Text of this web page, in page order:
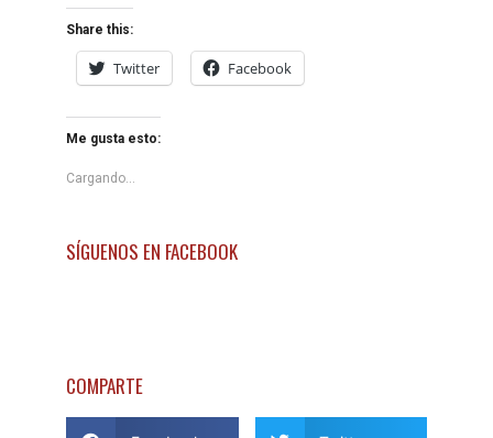
Share this:
Twitter Facebook
Me gusta esto:
Cargando...
SÍGUENOS EN FACEBOOK
COMPARTE